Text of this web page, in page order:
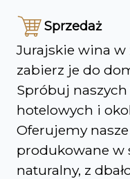
Sprzedaż
Jurajskie wina
zabierz je do
Spróbuj
hotelowych i
Oferujemy
produkowane w
naturalny, z